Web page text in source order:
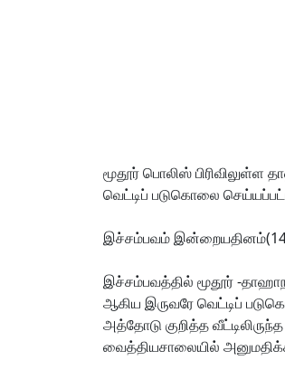
மூதூர் பொலிஸ்
வெட்டிப் படுகொலை
இச்சம்பவம்
இச்சம்பவத்தில் மூதூர் -
ஆகிய இருவரே வெட்டிப்
அத்தோடு குறித்த
வைத்தியசாலையில்